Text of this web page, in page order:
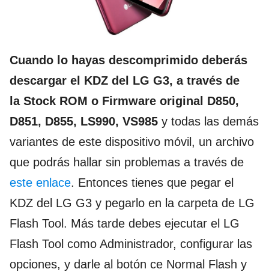
Cuando lo hayas descomprimido deberás
descargar el KDZ del LG G3, a través de
la Stock ROM o Firmware original D850,
D851, D855, LS990, VS985 y todas las demás
variantes de este dispositivo móvil, un archivo
que podrás hallar sin problemas a través de
este enlace. Entonces tienes que pegar el
KDZ del LG G3 y pegarlo en la carpeta de LG
Flash Tool. Más tarde debes ejecutar el LG
Flash Tool como Administrador, configurar las
opciones, y darle al botón ce Normal Flash y